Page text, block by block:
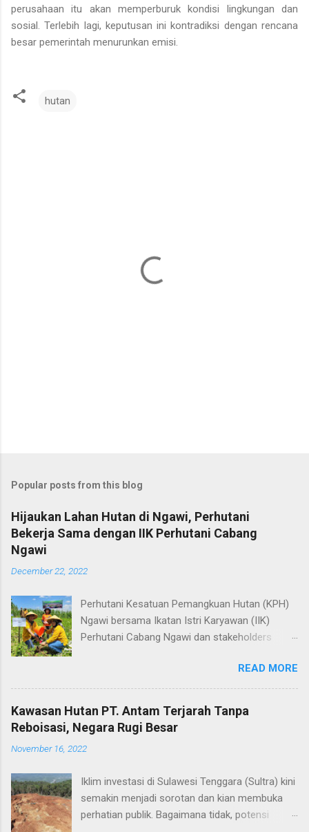
perusahaan itu akan memperburuk kondisi lingkungan dan
sosial. Terlebih lagi, keputusan ini kontradiksi dengan rencana
besar pemerintah menurunkan emisi.
hutan
Popular posts from this blog
Hijaukan Lahan Hutan di Ngawi, Perhutani
Bekerja Sama dengan IIK Perhutani Cabang
Ngawi
December 22, 2022
Perhutani Kesatuan Pemangkuan Hutan (KPH)
Ngawi bersama Ikatan Istri Karyawan (IIK)
Perhutani Cabang Ngawi dan stakeholders
kurang dari 2816 plances bibit jenis jati ditanam
di Petak 54N-1, Resort Pemangkuan Hutan
(RPH) Banyubiru, wilayah Bagian Kesatuan
Pemangkuan Hutan (BKPH) Walikukun, Ngawi,
Rabu (21/12). Administratur Perhutani Ngawi
Tulus Budyadi mengatakan, bahwa kegiatan
mensukseskan Gerakan Perempuan Menanam
Pohon. Di mana kita menanam, disitu kita
sedekah bumi. Kalau kita menanam di Bumi
READ MORE
Kawasan Hutan PT. Antam Terjarah Tanpa
Reboisasi, Negara Rugi Besar
November 16, 2022
Iklim investasi di Sulawesi Tenggara (Sultra) kini
semakin menjadi sorotan dan kian membuka
perhatian publik. Bagaimana tidak, potensi